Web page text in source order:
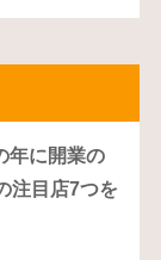
年に開業の
注目店7つを